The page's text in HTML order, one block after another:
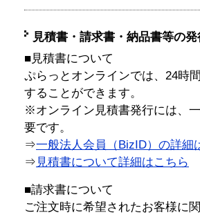
見積書・請求書・納品書等の
■見積書について
ぷらっとオンラインでは、24時
することができます。
※オンライン見積書発行には、
要です。
⇒一般法人会員（BizID）の詳細
⇒ 見積書について詳細はこちら
■請求書について
ご注文時に希望されたお客様に